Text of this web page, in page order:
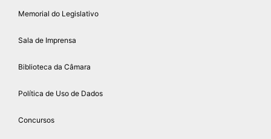
Memorial do Legislativo
Sala de Imprensa
Biblioteca da Câmara
Política de Uso de Dados
Concursos